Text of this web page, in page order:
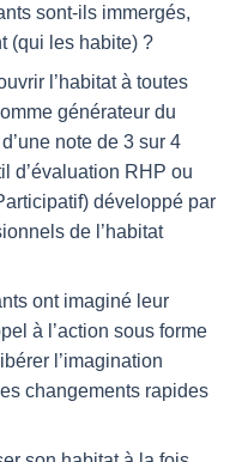
sont-ils immergés,
(qui les habite) ?
l’habitat à toutes
générateur du
note de 3 sur 4
d’évaluation RHP ou
développé par
de l’habitat
ont imaginé leur
à l’action sous forme
l’imagination
changements rapides